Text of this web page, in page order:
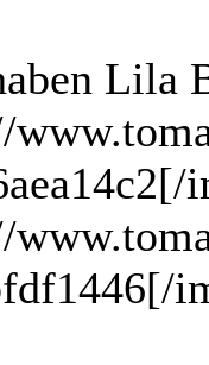
Lila